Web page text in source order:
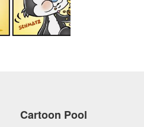
Cartoon Pool